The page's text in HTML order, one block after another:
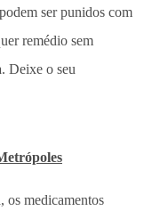
ser punidos com
remédio sem
Deixe o seu
os medicamentos